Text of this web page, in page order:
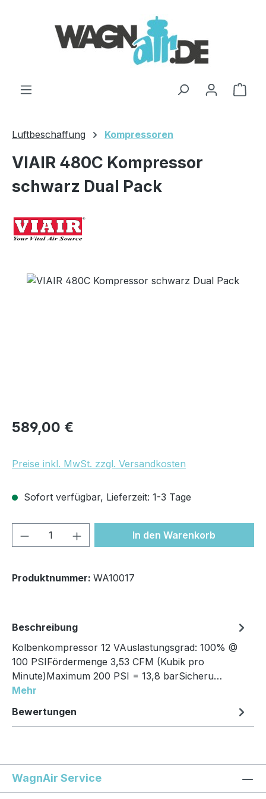
Luftbeschaffung Kompressoren
VIAIR 480C Kompressor
schwarz Dual Pack
Bildergalerie überspringen
Regulärer Preis:
589,00 €
Preise inkl. MwSt. zzgl. Versandkosten
Sofort verfügbar, Lieferzeit: 1-3 Tage
Produkt Anzahl: Gib denIn den Warenkorb
Produktnummer: WA10017
Beschreibung
Kolbenkompressor 12 VAuslastungsgrad: 100% @
100 PSIFördermenge 3,53 CFM (Kubik pro
Minute)Maximum 200 PSI = 13,8 barSicheru…
Mehr
Bewertungen
WagnAir Service